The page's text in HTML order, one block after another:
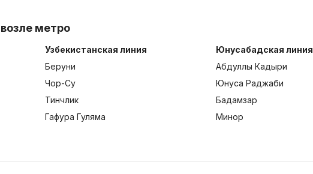
метро
Узбекистанская линия
Беруни
Чор-Су
Тинчлик
Гафура Гуляма
Юнусабадская линия
Абдуллы Кадыри
Юнуса Раджаби
Бадамзар
Минор